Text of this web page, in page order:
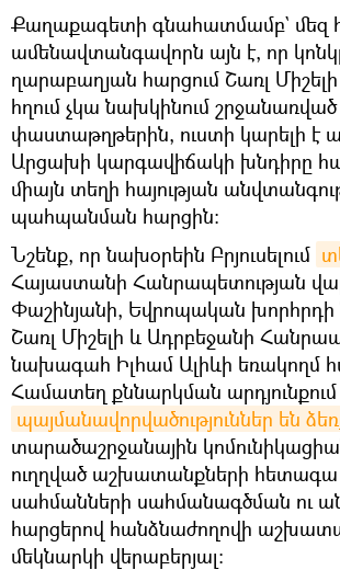
Քաղաքագետի գնահատմամբ` մեզ
ամենավտանգավորն այն է, որ
ղարաբաղյան հարցում Շառլ Միշելի
հղում չկա նախկինում շրջանառված
փաստաթղթերին, ուստի կարելի է
Արցախի կարգավիճակի խնդիրը
միայն տեղի հայության
պահպանման հարցին։
Նշենք, որ նախօրեին Բրյուսելում
Հայաստանի Հանրապետության
Փաշինյանի, Եվրոպական
Շառլ Միշելի և Ադրբեջանի
նախագահ Իլհամ Ալիևի եռակողմ
Համատեղ քննարկման արդյունքում
տարածաշրջանային
ուղղված աշխատանքների հետագա
սահմանների սահմանագծման ու
հարցերով հանձնաժողովի
մեկնարկի վերաբերյալ: